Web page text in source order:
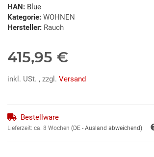
HAN: Blue
Kategorie: WOHNEN
Hersteller: Rauch
415,95 €
inkl. USt. , zzgl. Versand
Bestellware
Lieferzeit: ca. 8 Wochen (DE - Ausland abweichend)